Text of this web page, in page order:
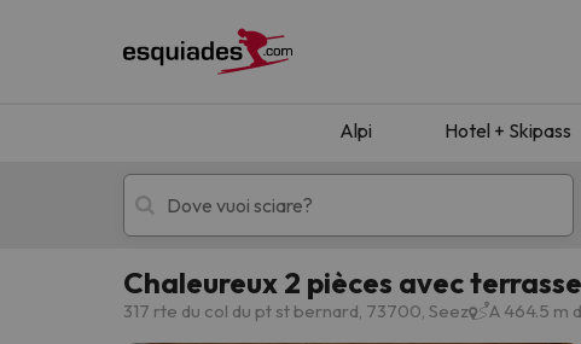
Alpi Hotel + Skipass
Hotel + skipass Hotel di montagna
Chaleureux 2 pièces avec
317 rte du col du pt st bernard, 73700, Seez A 464.5 m